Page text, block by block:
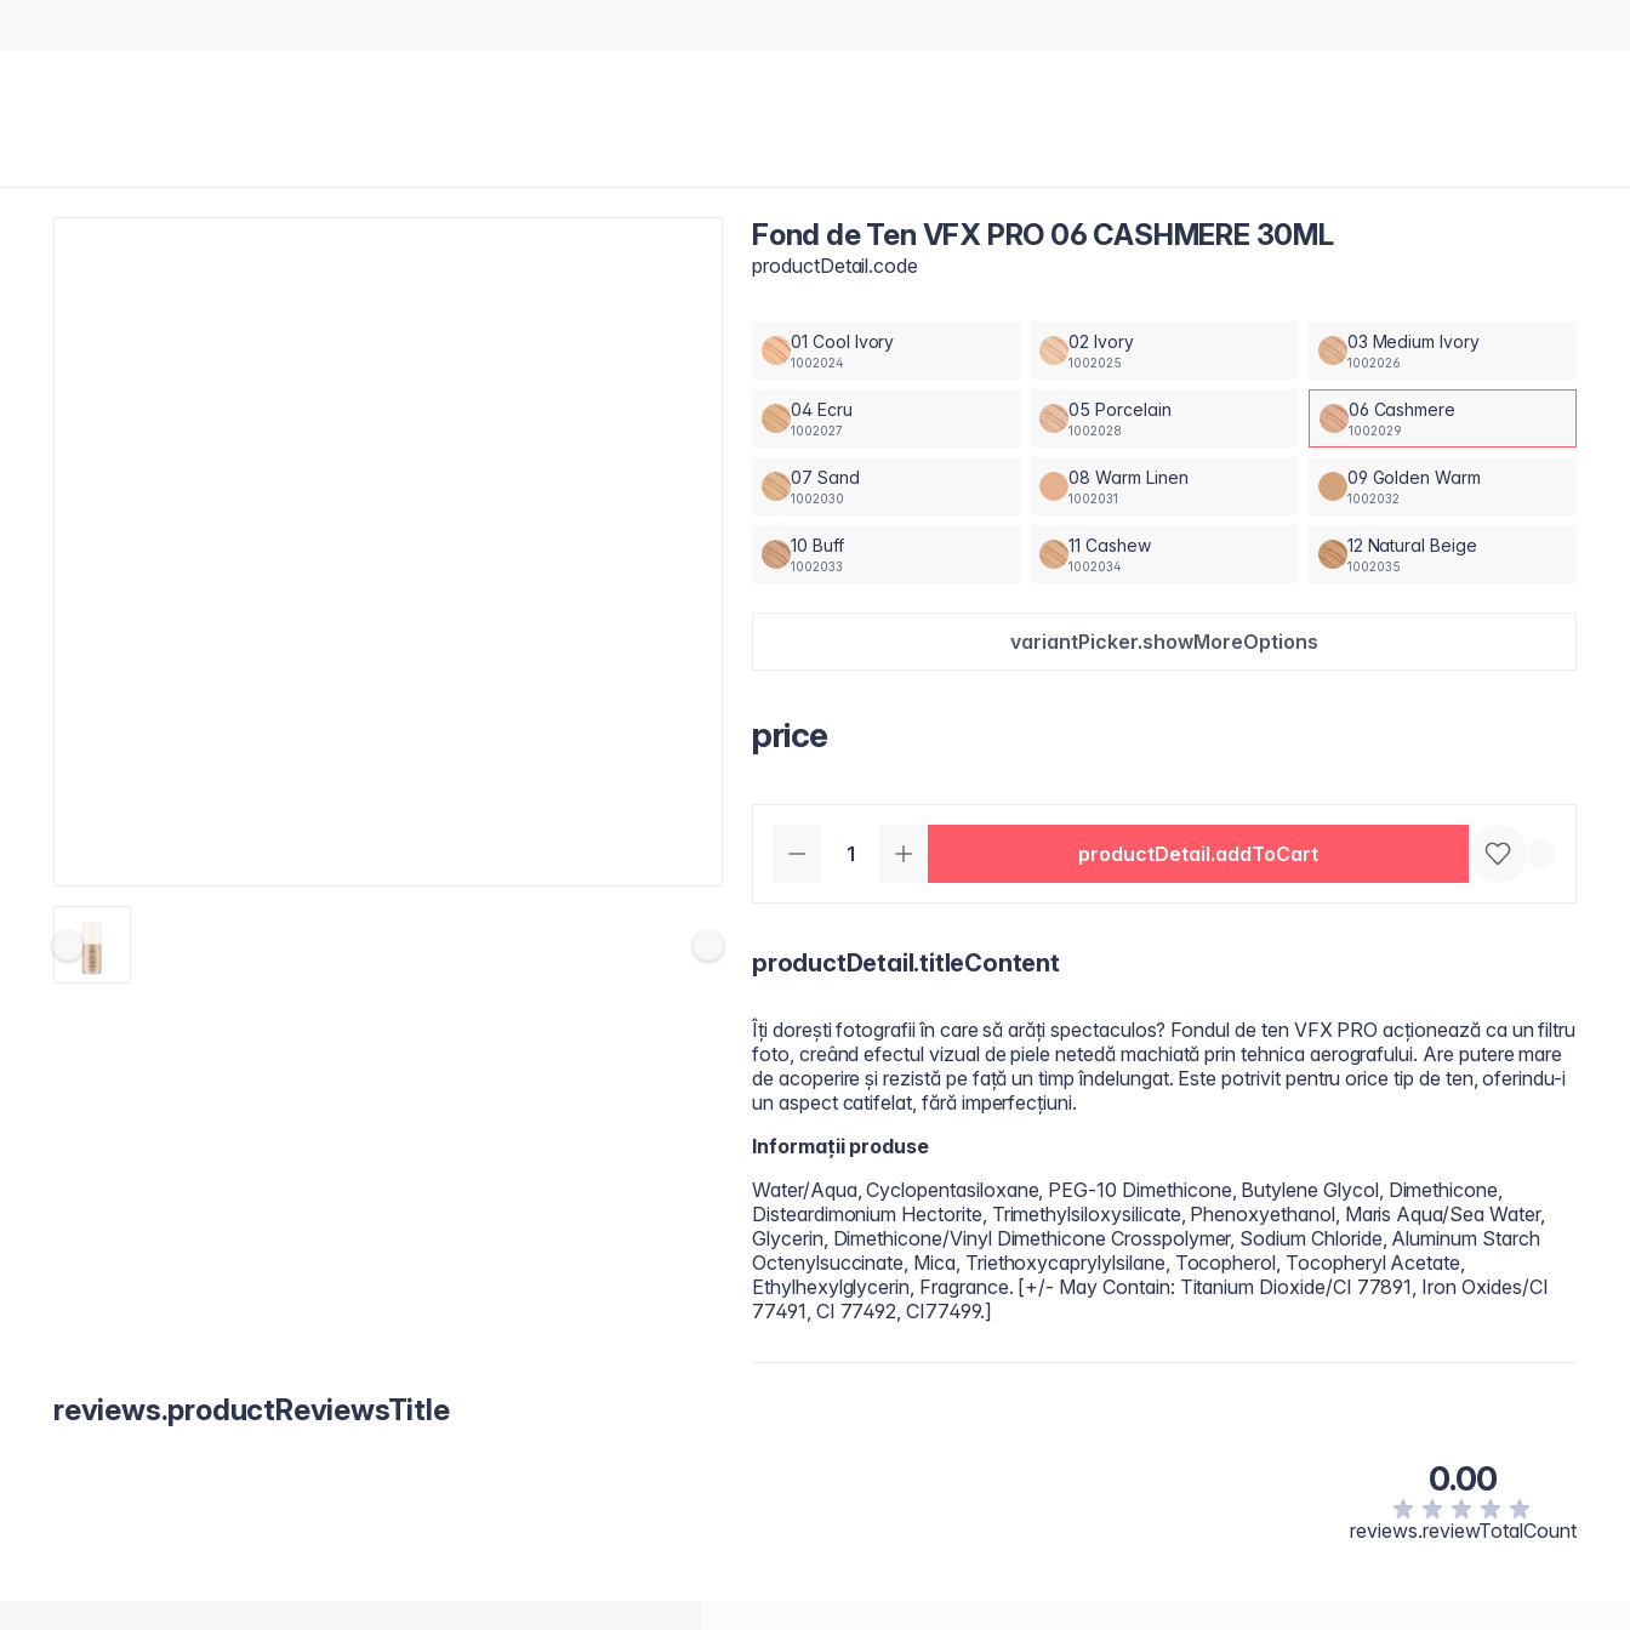
Fond de Ten VFX PRO 06 CASHMERE 30ML
productDetail.code
01 Cool Ivory
1002024
02 Ivory
1002025
03 Medium Ivory
1002026
04 Ecru
1002027
05 Porcelain
1002028
06 Cashmere
1002029
07 Sand
1002030
08 Warm Linen
1002031
09 Golden Warm
1002032
10 Buff
1002033
11 Cashew
1002034
12 Natural Beige
1002035
variantPicker.showMoreOptions
price
productDetail.addToCart
productDetail.titleContent
Îți dorești fotografii în care să arăți spectaculos? Fondul de ten VFX PRO acționează ca un filtru
foto, creând efectul vizual de piele netedă machiată prin tehnica aerografului. Are putere mare
de acoperire și rezistă pe față un timp îndelungat. Este potrivit pentru orice tip de ten, oferindu-i
un aspect catifelat, fără imperfecțiuni.
Informații produse
Water/Aqua, Cyclopentasiloxane, PEG-10 Dimethicone, Butylene Glycol, Dimethicone,
Disteardimonium Hectorite, Trimethylsiloxysilicate, Phenoxyethanol, Maris Aqua/Sea Water,
Glycerin, Dimethicone/Vinyl Dimethicone Crosspolymer, Sodium Chloride, Aluminum Starch
Octenylsuccinate, Mica, Triethoxycaprylylsilane, Tocopherol, Tocopheryl Acetate,
Ethylhexylglycerin, Fragrance. [+/- May Contain: Titanium Dioxide/CI 77891, Iron Oxides/CI
77491, CI 77492, CI77499.]
reviews.productReviewsTitle
0.00
reviews.reviewTotalCount